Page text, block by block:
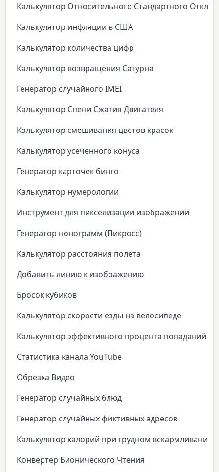
Калькулятор Относительного Стандартного
Калькулятор инфляции в США
Калькулятор количества цифр
Калькулятор возвращения Сатурна
Генератор случайного IMEI
Калькулятор Спени Сжатия Двигателя
Калькулятор смешивания цветов красок
Калькулятор усечённого конуса
Генератор карточек бинго
Калькулятор нумерологии
Инструмент для пикселизации изображений
Генератор нонограмм (Пикросс)
Калькулятор расстояния полета
Добавить линию к изображению
Бросок кубиков
Калькулятор скорости езды на велосипеде
Калькулятор эффективного процента попаданий
Статистика канала YouTube
Обрезка Видео
Генератор случайных блюд
Генератор случайных фиктивных адресов
Калькулятор калорий при грудном вскармливании
Конвертер Бионического Чтения